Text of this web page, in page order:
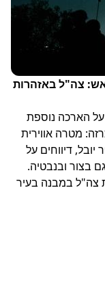
צה"ל באזהרות
על הארכה נוספת
מטרה אווירית
דיווחים על
בצור ובנבטיה.
בתקיפת צה"ל במבנה בעיר